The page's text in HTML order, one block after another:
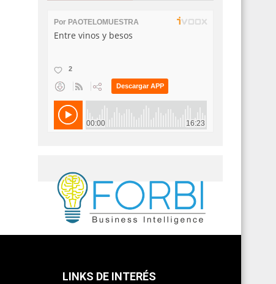
LINKS DE INTERÉS